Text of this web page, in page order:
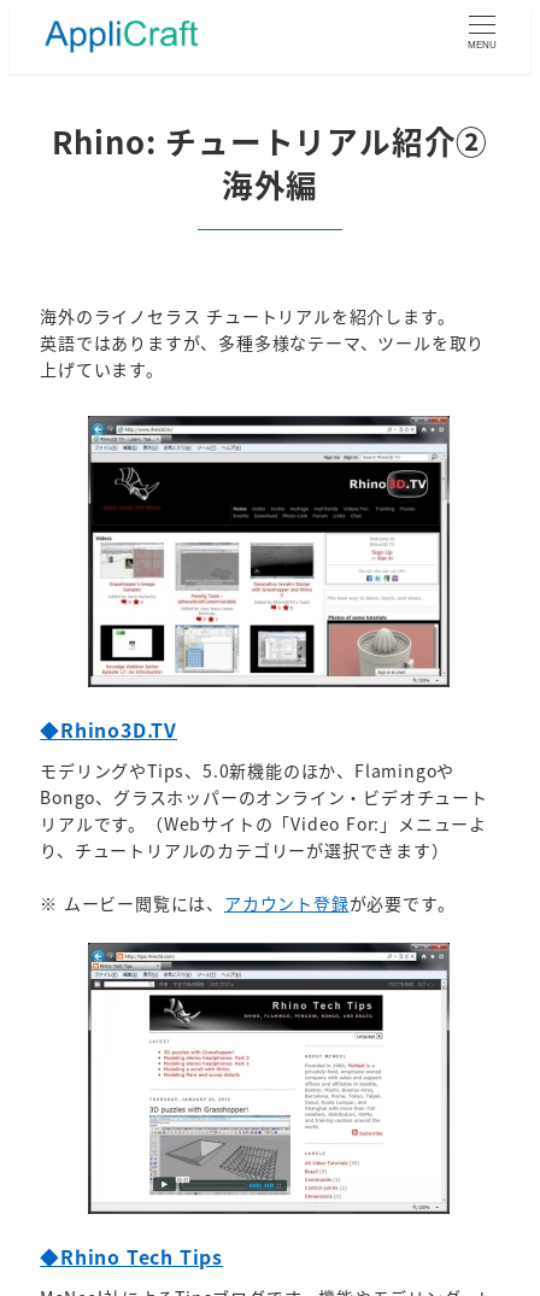
MENU
Rhino: チュートリアル紹介②
海外編
海外のライノセラス チュートリアルを紹介します。
英語ではありますが、多種多様なテーマ、ツールを取り
上げています。
◆Rhino3D.TV
モデリングやTips、5.0新機能のほか、Flamingoや
Bongo、グラスホッパーのオンライン・ビデオチュート
リアルです。（Webサイトの「Video For:」メニューよ
り、チュートリアルのカテゴリーが選択できます）
※ ムービー閲覧には、 アカウント登録が必要です。
◆Rhino Tech Tips